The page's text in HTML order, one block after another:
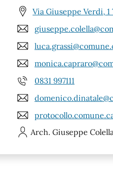
Via Giuseppe Verdi, 1
0831 997111
Arch. Giuseppe